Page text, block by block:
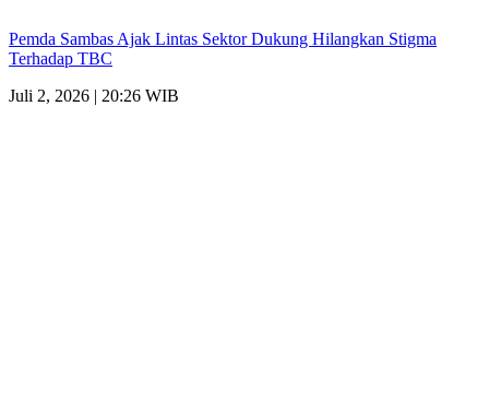
Pemda Sambas Ajak Lintas Sektor Dukung Hilangkan Stigma
Terhadap TBC
Juli 2, 2026 | 20:26 WIB